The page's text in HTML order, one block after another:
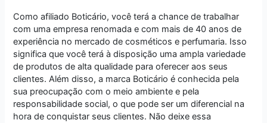
Como afiliado Boticário, você terá a chance de trabalhar
com uma empresa renomada e com mais de 40 anos de
experiência no mercado de cosméticos e perfumaria. Isso
significa que você terá à disposição uma ampla variedade
de produtos de alta qualidade para oferecer aos seus
clientes. Além disso, a marca Boticário é conhecida pela
sua preocupação com o meio ambiente e pela
responsabilidade social, o que pode ser um diferencial na
hora de conquistar seus clientes. Não deixe essa